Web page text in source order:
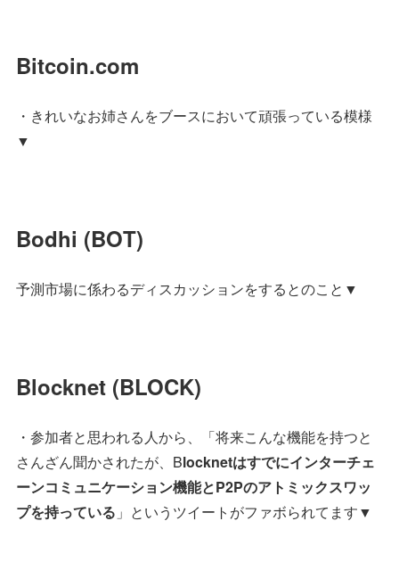
Bitcoin.com
・きれいなお姉さんをブースにおいて頑張っている模様
▼
Bodhi (BOT)
予測市場に係わるディスカッションをするとのこと▼
Blocknet (BLOCK)
・参加者と思われる人から、「将来こんな機能を持つと
さんざん聞かされたが、Blocknetはすでにインターチェ
ーンコミュニケーション機能とP2Pのアトミックスワッ
プを持っている 」というツイートがファボられてます▼